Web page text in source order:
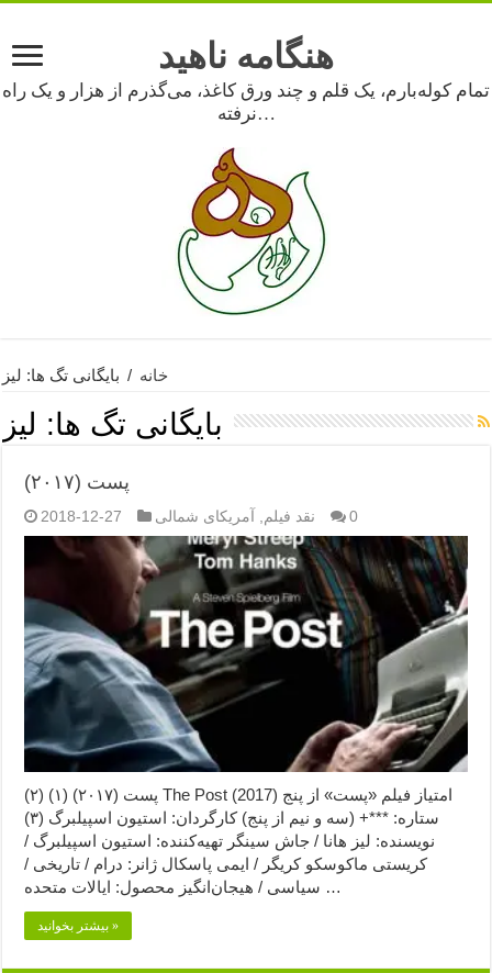
هنگامه ناهید
تمام کوله‌بارم، یک قلم و چند ورق کاغذ، می‌گذرم از هزار و یک راه
نرفته…
خانه / بایگانی تگ ها: لیز
بایگانی تگ ها: لیز
پست (۲۰۱۷)
2018-12-27 نقد فیلم آمریکای شمالی 0
پست (۲۰۱۷) (۱) (۲) The Post (2017) امتیاز فیلم «پست» از پنج
ستاره: ***+ (سه و نیم از پنج) کارگردان: استیون اسپیلبرگ (۳)
نویسنده: لیز هانا / جاش سینگر تهیه‌کننده: استیون اسپیلبرگ /
کریستی ماکوسکو کریگر / ایمی پاسکال ژانر: درام / تاریخی /
سیاسی / هیجان‌انگیز محصول: ایالات متحده …
بیشتر بخوانید »